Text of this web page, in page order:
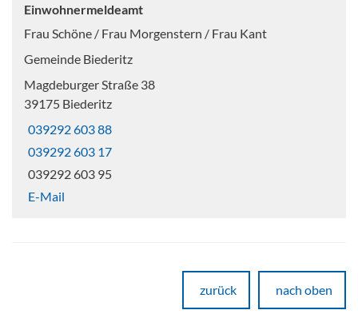
Einwohnermeldeamt
Frau Schöne / Frau Morgenstern / Frau Kant
Gemeinde Biederitz
Magdeburger Straße 38
39175 Biederitz
039292 603 88
039292 603 17
039292 603 95
E-Mail
zurück nach oben